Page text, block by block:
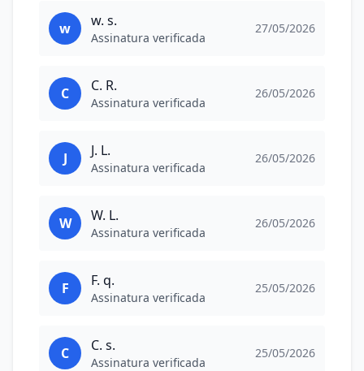
w w. s.
Assinatura verificada
27/05/2026
C C. R.
Assinatura verificada
26/05/2026
J J. L.
Assinatura verificada
26/05/2026
W W. L.
Assinatura verificada
26/05/2026
F F. q.
Assinatura verificada
25/05/2026
C C. s.
Assinatura verificada
25/05/2026